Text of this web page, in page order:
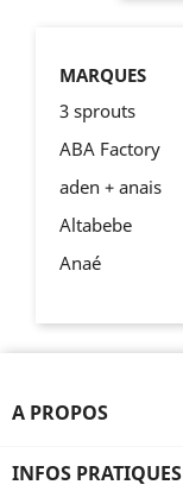
MARQUES
3 sprouts
ABA Factory
aden + anais
Altabebe
Anaé
A PROPOS
INFOS PRATIQUES